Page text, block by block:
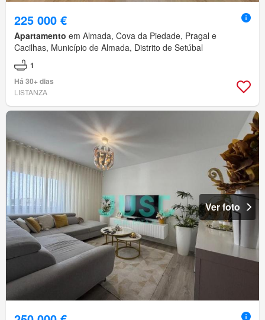
225 000 €
Apartamento em Almada, Cova da Piedade, Pragal e
Cacilhas, Município de Almada, Distrito de Setúbal
1
Há 30+ dias
LISTANZA
Ver foto